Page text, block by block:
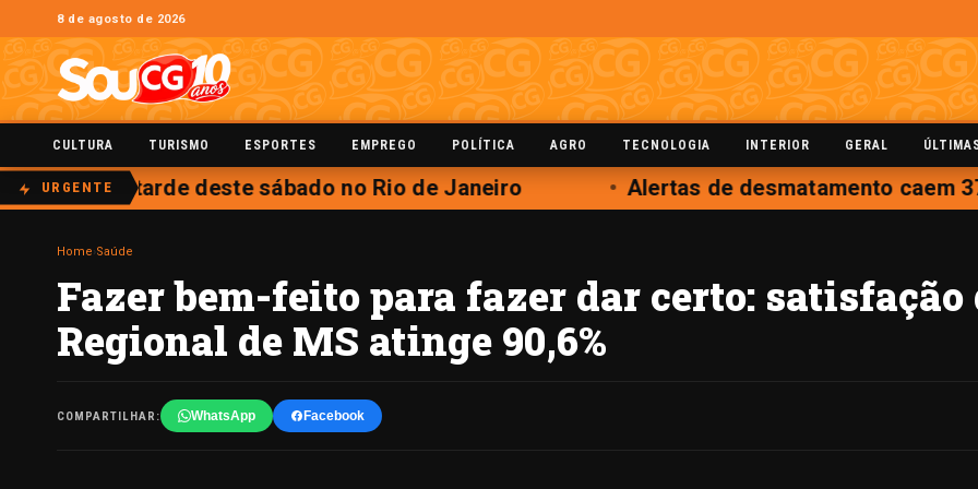
8 de agosto de 2026
CULTURA TURISMO ESPORTES EMPREGO POLÍTICA AGRO TECNOLOGIA INTERIOR GERAL
URGENTE
aberta na tarde deste sábado no Rio de Janeiro Alertas de desmatamento caem
Home Saúde
Fazer bem-feito para fazer dar certo:
Regional de MS atinge 90,6%
COMPARTILHAR: WhatsApp Facebook